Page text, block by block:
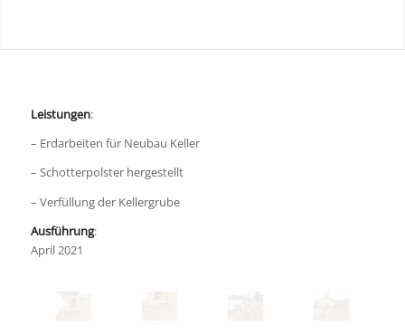
Leistungen:
– Erdarbeiten für Neubau Keller
– Schotterpolster hergestellt
– Verfüllung der Kellergrube
Ausführung:
April 2021